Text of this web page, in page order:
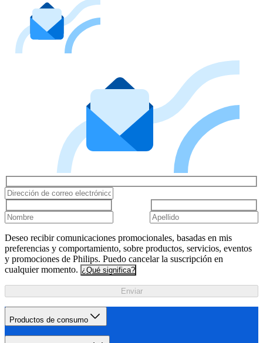
Deseo recibir comunicaciones promocionales, basadas en mis
preferencias y comportamiento, sobre productos, servicios, eventos
y promociones de Philips. Puedo cancelar la suscripción en
cualquier momento. ¿Qué significa?
Enviar
Productos de consumo